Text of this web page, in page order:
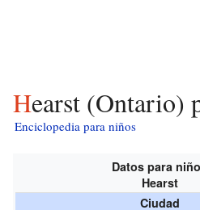
Hearst (Ontario)
Enciclopedia para niños
Datos para
Hearst
Ciudad